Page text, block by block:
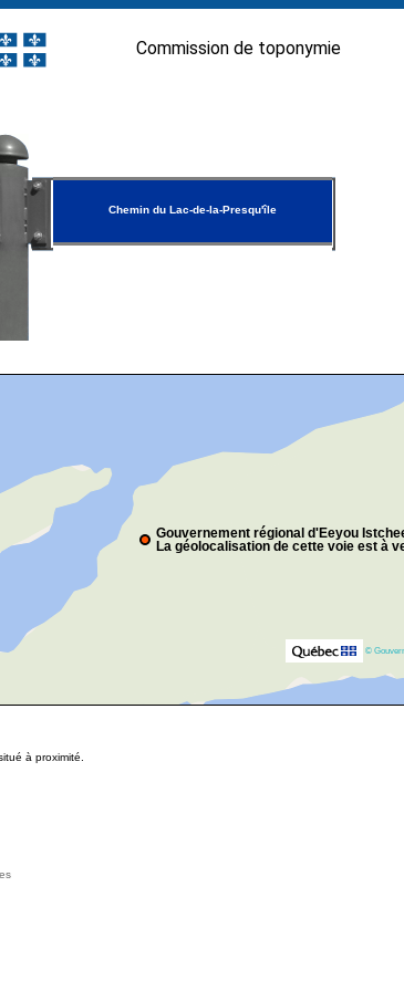
Commission de toponymie
Chemin du Lac-de-la-Presqu'île
Gouvernement régional d'Eeyou
La géolocalisation de cette voie est à
©
à proximité.